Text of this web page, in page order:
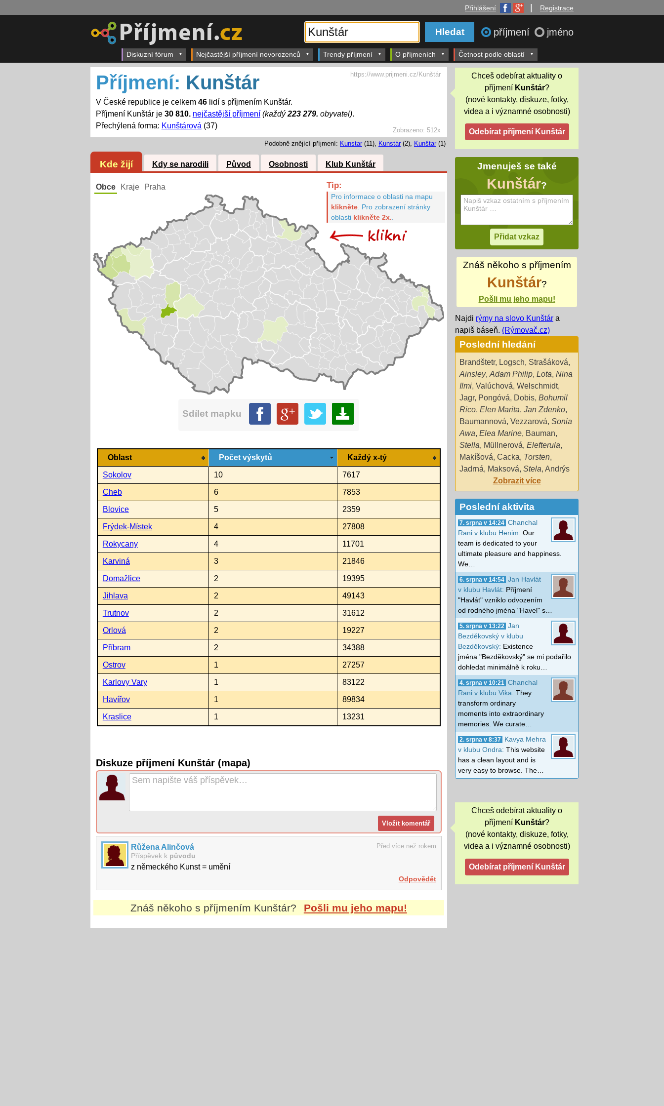
Přihlášení Registrace
příjmení jméno
Diskuzní fórum Nejčastější příjmení novorozenců Trendy příjmení O příjmeních Četnost podle oblastí
Zobrazeno: 512x
Příjmení: Kunštár
V České republice je celkem 46lidí s příjmením Kunštár.
Příjmení Kunštár je 30 810. nejčastější příjmení (každý223 279. obyvatel).
Přechýlená forma: Kunštárová (37)
https://www.prijmeni.cz/Kunštár
Podobně znějící příjmení: Kunstar (11), Kunstár (2), Kunštar (1)
Kde žijí Kdy se narodili Původ Osobnosti Klub Kunštár
Obce Kraje Praha Tip:
Pro informace o oblasti na mapu
klikněte. Pro zobrazení stránky
oblasti klikněte 2x.
Sdílet mapku
Oblast Počet výskytů Každý x-tý
Sokolov 10 7617
Cheb 6 7853
Blovice 5 2359
Frýdek-Místek 4 27808
Rokycany 4 11701
Karviná 3 21846
Domažlice 2 19395
Jihlava 2 49143
Trutnov 2 31612
Orlová 2 19227
Příbram 2 34388
Ostrov 1 27257
Karlovy Vary 1 83122
Havířov 1 89834
Kraslice 1 13231
Diskuze příjmení Kunštár (mapa)
Před více než rokem
Růžena Alinčová
Příspěvek k původu
z německého Kunst = umění
Odpovědět
Znáš někoho s příjmením Kunštár? Pošli mu jeho mapu!
Chceš odebírat aktuality o
příjmení Kunštár?
(nové kontakty, diskuze, fotky,
videa a i významné osobnosti)
Jmenuješ se také
Kunštár?
Znáš někoho s příjmením
Kunštár?
Pošli mu jeho mapu!
Najdi rýmy na slovo Kunštár a
napiš báseň. (Rýmovač.cz)
Poslední hledání
Brandštetr, Logsch, Strašáková,
Ainsley, Adam Philip, Lota, Nina
Ilmi, Valúchová, Welschmidt,
Jagr, Pongóvá, Dobis, Bohumil
Rico, Elen Marita, Jan Zdenko,
Baumannová, Vezzarová, Sonia
Awa, Elea Marine, Bauman,
Stella, Müllnerová, Elefterula,
Makíšová, Cacka, Torsten,
Jadrná, Maksová, Stela, Andrýs
Zobrazit více
Poslední aktivita
7. srpna v 14:24 Chanchal
Rani v klubu Henim: Our
team is dedicated to your
ultimate pleasure and happiness.
We…
6. srpna v 14:54 Jan Havlát
v klubu Havlát: Příjmení
"Havlát" vzniklo odvozením
od rodného jména "Havel" s…
5. srpna v 13:22
Jan
Bezděkovský v klubu
Bezděkovský: Existence
jména "Bezděkovský" se mi podařilo
dohledat minimálně k roku…
4. srpna v 10:21
Chanchal
Rani v klubu Vika: They
transform ordinary
moments into extraordinary
memories. We curate…
2. srpna v 8:37
Kavya Mehra
v klubu Ondra: This website
has a clean layout and is
very easy to browse. The…
Chceš odebírat aktuality o
příjmení Kunštár?
(nové kontakty, diskuze, fotky,
videa a i významné osobnosti)